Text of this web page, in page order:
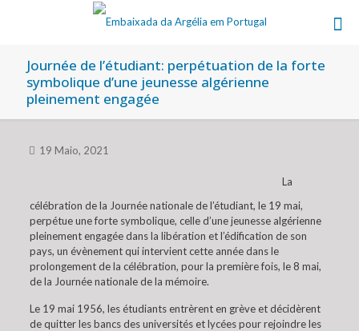
Journée de l’étudiant: perpétuation de la forte
symbolique d’une jeunesse algérienne
pleinement engagée
19 Maio, 2021
La
célébration de la Journée nationale de l’étudiant, le 19 mai,
perpétue une forte symbolique, celle d’une jeunesse algérienne
pleinement engagée dans la libération et l’édification de son
pays, un évènement qui intervient cette année dans le
prolongement de la célébration, pour la première fois, le 8 mai,
de la Journée nationale de la mémoire.
Le 19 mai 1956, les étudiants entrèrent en grève et décidèrent
de quitter les bancs des universités et lycées pour rejoindre les